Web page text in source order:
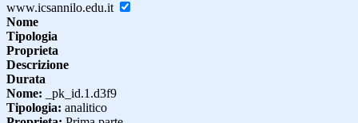
www.icsannilo.edu.it
Nome
Tipologia
Proprieta
Descrizione
Durata
Nome: _pk_id.1.d3f9
Tipologia: analitico